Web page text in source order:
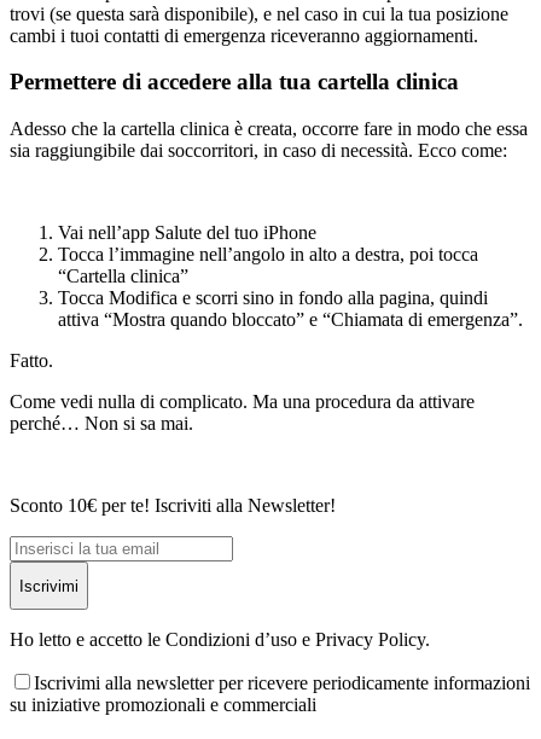
trovi (se questa sarà disponibile), e nel caso in cui la tua posizione
cambi i tuoi contatti di emergenza riceveranno aggiornamenti.
Permettere di accedere alla tua cartella clinica
Adesso che la cartella clinica è creata, occorre fare in modo che essa
sia raggiungibile dai soccorritori, in caso di necessità. Ecco come:
Vai nell’app Salute del tuo iPhone
Tocca l’immagine nell’angolo in alto a destra, poi tocca
“Cartella clinica”
Tocca Modifica e scorri sino in fondo alla pagina, quindi
attiva “Mostra quando bloccato” e “Chiamata di emergenza”.
Fatto.
Come vedi nulla di complicato. Ma una procedura da attivare
perché… Non si sa mai.
Sconto 10€ per te! Iscriviti alla Newsletter!
Iscrivimi
Ho letto e accetto le Condizioni d’uso e Privacy Policy.
Iscrivimi alla newsletter per ricevere periodicamente informazioni
su iniziative promozionali e commerciali